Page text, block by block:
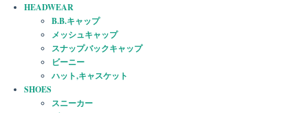
HEADWEAR
B.B.キャップ
メッシュキャップ
スナップバックキャップ
ビーニー
ハット,キャスケット
SHOES
スニーカー